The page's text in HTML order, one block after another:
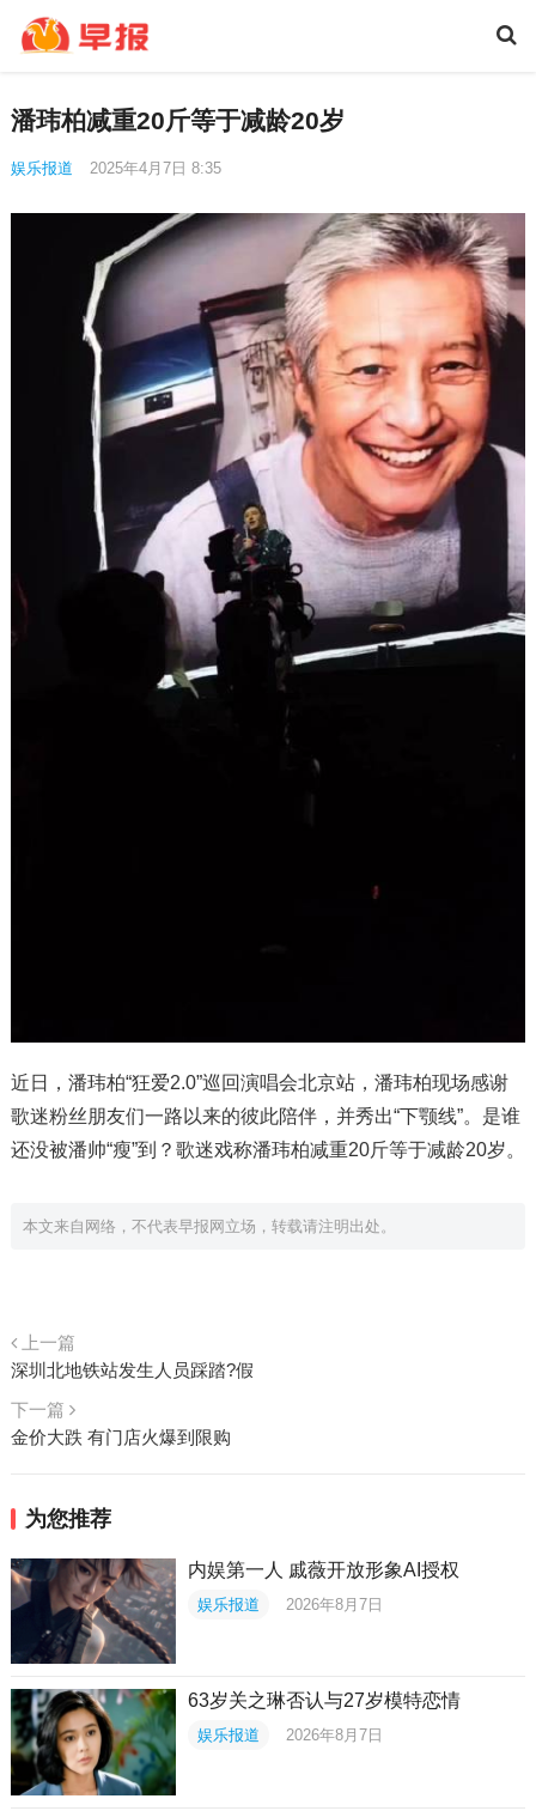
潘玮柏减重20斤等于减龄20岁
娱乐报道 2025年4月7日 8:35
近日，潘玮柏“狂爱2.0”巡回演唱会北京站，潘玮柏现场感谢
歌迷粉丝朋友们一路以来的彼此陪伴，并秀出“下颚线”。是谁
还没被潘帅“瘦”到？歌迷戏称潘玮柏减重20斤等于减龄20岁。
本文来自网络，不代表早报网立场，转载请注明出处。
上一篇
深圳北地铁站发生人员踩踏?假
下一篇
金价大跌 有门店火爆到限购
为您推荐
内娱第一人 戚薇开放形象AI授权
娱乐报道 2026年8月7日
63岁关之琳否认与27岁模特恋情
娱乐报道 2026年8月7日